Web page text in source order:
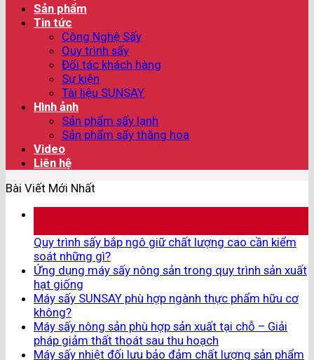
Sản phẩm
Tin tức
Công Nghệ Sấy
Quy trình sấy
Đối tác khách hàng
Sự kiện
Tài liệu SUNSAY
Hình ảnh
Sản phẩm sấy lạnh
Sản phẩm sấy thăng hoa
Video
Liên hệ
Bài Viết Mới Nhất
Quy trình sấy bắp ngô giữ chất lượng cao cần kiểm
soát những gì?
Ứng dụng máy sấy nông sản trong quy trình sản xuất
hạt giống
Máy sấy SUNSAY phù hợp ngành thực phẩm hữu cơ
không?
Máy sấy nông sản phù hợp sản xuất tại chỗ – Giải
pháp giảm thất thoát sau thu hoạch
Máy sấy nhiệt đối lưu bảo đảm chất lượng sản phẩm